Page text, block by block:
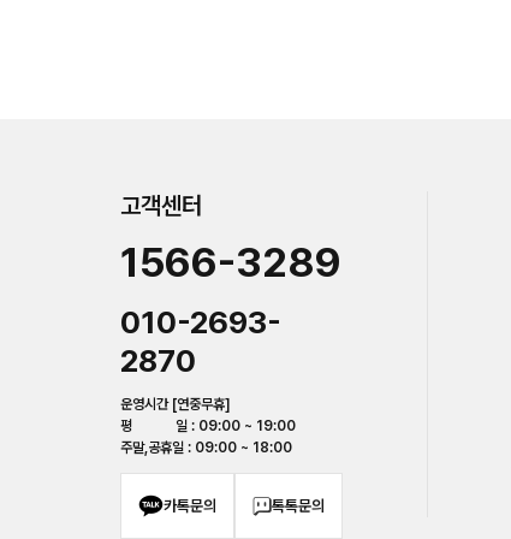
고객센터
1566-3289
010-2693-
2870
운영시간 [연중무휴]
평 일 : 09:00 ~ 19:00
주말,공휴일 : 09:00 ~ 18:00
카톡문의 톡톡문의